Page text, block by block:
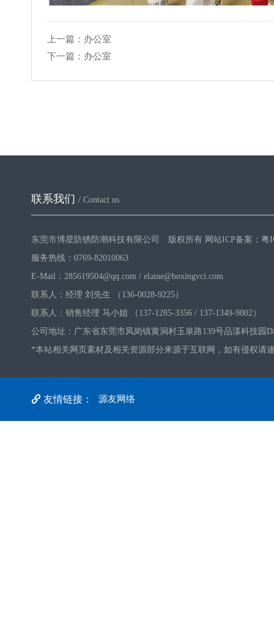
上一篇： 办公室
下一篇： 办公室
联系我们/ Contact us
东莞市博星防锈防潮科技有限公司 版权所有 网站ICP备案：粤
服务热线：0769-82010063
E-Mail：285619504@qq.com / elaine@boxingvci.com
联系人：经理 刘先生 （136-0028-9225）
联系人：销售经理 马小姐 （137-1285-3356 / 137-1349-9802）
公司地址：广东省东莞市凤岗镇黄洞村玉泉路139号品漾科技园
*本站相关网页素材及相关资源部分来源于互联网，如有侵权请
友情链接： 源友网络